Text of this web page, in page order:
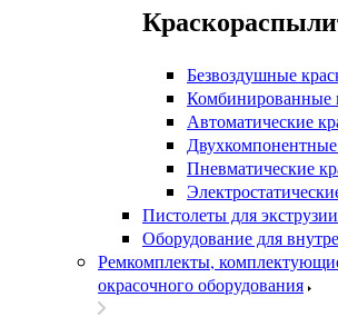
Безвоздушные
Комбинированные
Автоматические
Двухкомпонентные
Пневматические
Пистолеты для
Оборудование для
Ремкомплекты,
окрасочного оборудования